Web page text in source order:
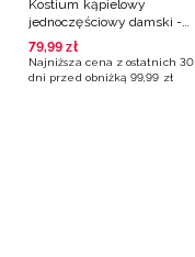
Kostium kąpielowy
jednoczęściowy damski -
czarny
79,99 zł
Najniższa cena z ostatnich 30
dni przed obniżką 99,99 zł